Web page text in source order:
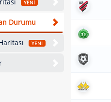
YENİ
Durumu
YENİ